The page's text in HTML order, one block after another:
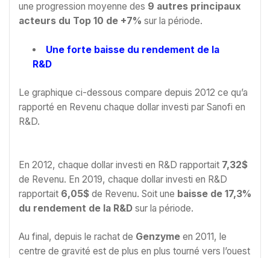
une progression moyenne des 9 autres principaux
acteurs du Top 10 de +7% sur la période.
Une forte baisse du rendement de la
R&D
Le graphique ci-dessous compare depuis 2012 ce qu’a
rapporté en Revenu chaque dollar investi par Sanofi en
R&D.
En 2012, chaque dollar investi en R&D rapportait 7,32$
de Revenu. En 2019, chaque dollar investi en R&D
rapportait 6,05$ de Revenu. Soit une baisse de 17,3%
du rendement de la R&D sur la période.
Au final, depuis le rachat de Genzyme en 2011, le
centre de gravité est de plus en plus tourné vers l’ouest